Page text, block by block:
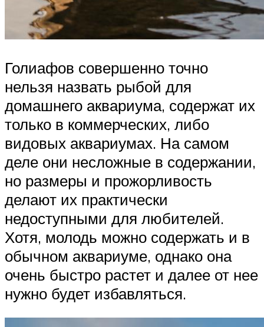
Голиафов совершенно точно
нельзя назвать рыбой для
домашнего аквариума, содержат их
только в коммерческих, либо
видовых аквариумах. На самом
деле они несложные в содержании,
но размеры и прожорливость
делают их практически
недоступными для любителей.
Хотя, молодь можно содержать и в
обычном аквариуме, однако она
очень быстро растет и далее от нее
нужно будет избавляться.